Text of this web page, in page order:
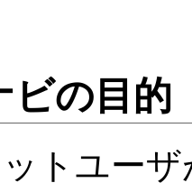
ビの目的
トユー